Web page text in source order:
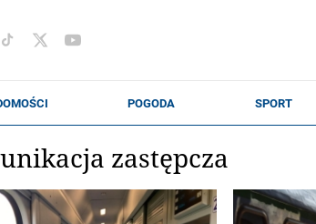
zastępcza